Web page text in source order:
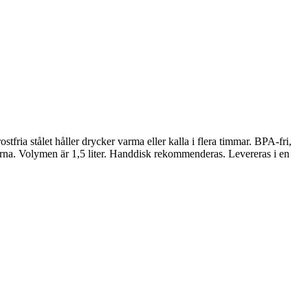
stålet håller drycker varma eller kalla i flera timmar. BPA-fri,
Volymen är 1,5 liter. Handdisk rekommenderas. Levereras i en